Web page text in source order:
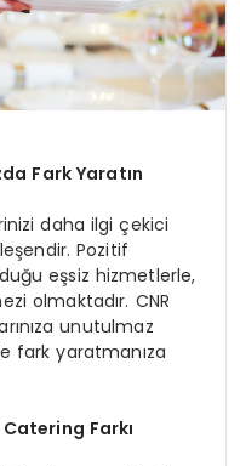
Fark Yaratın
daha ilgi çekici
Pozitif
eşsiz hizmetlerle,
olmaktadır. CNR
unutulmaz
fark yaratmanıza
Farkı